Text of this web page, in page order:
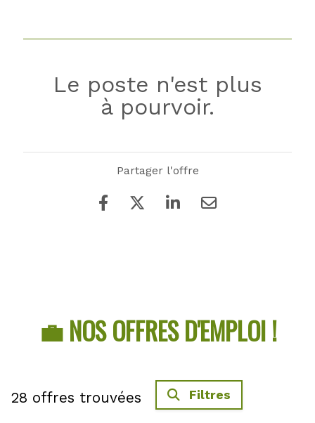
Le poste n'est plus
à pourvoir.
Partager l'offre
💼 NOS OFFRES D'EMPLOI !
28 offres trouvées Filtres